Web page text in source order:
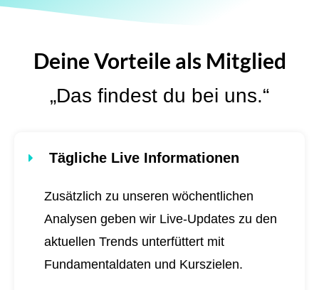
Deine Vorteile als Mitglied
„Das findest du bei uns.“
Tägliche Live Informationen
Zusätzlich zu unseren wöchentlichen
Analysen geben wir Live-Updates zu den
aktuellen Trends unterfüttert mit
Fundamentaldaten und Kurszielen.